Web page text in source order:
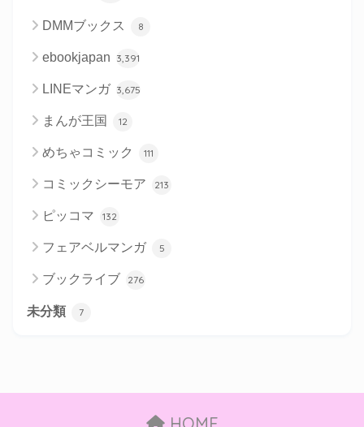
DMMブックス 8
ebookjapan 3,391
LINEマンガ 3,675
まんが王国 12
めちゃコミック 111
コミックシーモア 213
ピッコマ 132
フェアベルマンガ 5
ブックライブ 276
未分類 7